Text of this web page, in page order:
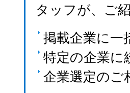
タッフが、ご
掲載企業に一
特定の企業に
企業選定のご